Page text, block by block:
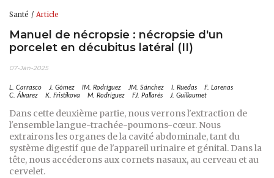
Santé Article
Manuel de nécropsie : nécropsie d'un
porcelet en décubitus latéral (II)
07-Jan-2025
L. Carrasco J. Gómez IM. Rodríguez JM. Sánchez I. Ruedas
F. Larenas
C. Álvarez
K. Fristikova M. Rodríguez FJ. Pallarés J. Guillaumet
Dans cette deuxième partie, nous verrons l'extraction de
l'ensemble langue-trachée-poumons-cœur. Nous
extrairons les organes de la cavité abdominale, tant du
système digestif que de l'appareil urinaire et génital. Dans la
tête, nous accéderons aux cornets nasaux, au cerveau et au
cervelet.